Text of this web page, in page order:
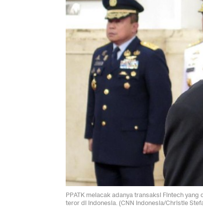
PPATK melacak adanya transaksi Fintech
teror di Indonesia. (CNN Indonesia/Christie